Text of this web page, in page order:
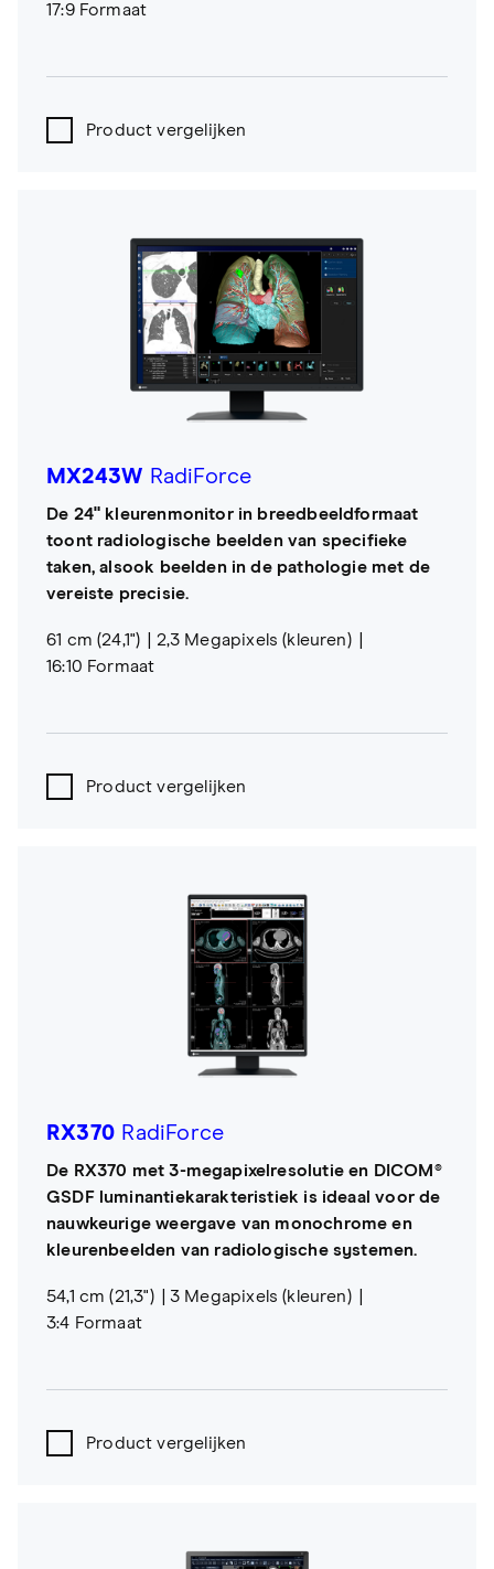
17:9 Formaat
Product vergelijken
MX243W RadiForce
De 24" kleurenmonitor in breedbeeldformaat
toont radiologische beelden van specifieke
taken, alsook beelden in de pathologie met de
vereiste precisie.
61 cm (24,1")
2,3 Megapixels (kleuren)
16:10 Formaat
Product vergelijken
RX370 RadiForce
De RX370 met 3-megapixelresolutie en DICOM®
GSDF luminantiekarakteristiek is ideaal voor de
nauwkeurige weergave van monochrome en
kleurenbeelden van radiologische systemen.
54,1 cm (21,3")
3 Megapixels (kleuren)
3:4 Formaat
Product vergelijken